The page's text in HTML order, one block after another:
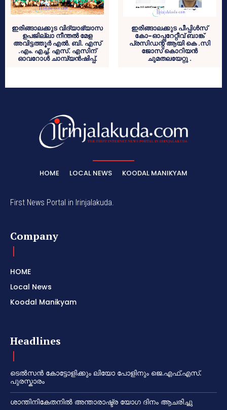
ഇരിങ്ങാലക്കുട വിദ്യാഭ്യാസ
ഉപജില്ലാ നീന്തല്‍ മേള
അവിട്ടത്തൂര്‍ എല്‍. ബി. എസ്
.എം. എച്ച്. എസ്. എസിന്
ഓവറോള്‍ ചാമ്പ്യന്‍ഷിപ്പ്.
ഇരിങ്ങാലക്കുട പീപ്പിള്‍സ്
കോ-ഓപ്പറേറ്റീവ് ബാങ്ക്
പ്രസിഡന്റ് ആയി കെ .സി
ജോസ് കൊറിയന്‍
ചുമതലയേറ്റു .
HOME LOCAL NEWS KOODAL MANIKYAM
First News Portal in Irinjalakuda.
Company
HOME
Local News
Koodal Manikyam
Headlines
ടെൽസൻ കോട്ടോളിക്കും ലിയോ പോളിനും ജെ.എഫ്.എസ്.
പുരസ്കാരം
ശാന്തിനികേതനിൽ അന്താരാഷ്ട്ര യോഗ ദിനം ആചരിച്ചു